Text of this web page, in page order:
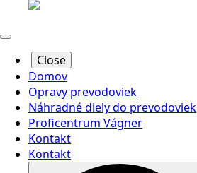
Close
Domov
Opravy prevodoviek
Náhradné diely do prevodoviek
Proficentrum Vágner
Kontakt
Kontakt